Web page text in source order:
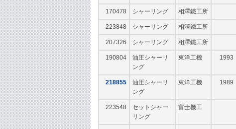
170478 シャーリング 相澤鐵工所
223848 シャーリング 相澤鐵工所
207326 シャーリング 相澤鐵工所
190804
油圧シャーリ
ング
東洋工機 1993
218855
油圧シャーリ
ング
東洋工機 1989
223548
セットシャー
リング
富士機工